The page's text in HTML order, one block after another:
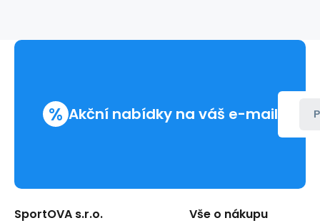
% Akční nabídky na váš e-mail
SportOVA s.r.o. Vše o nákupu